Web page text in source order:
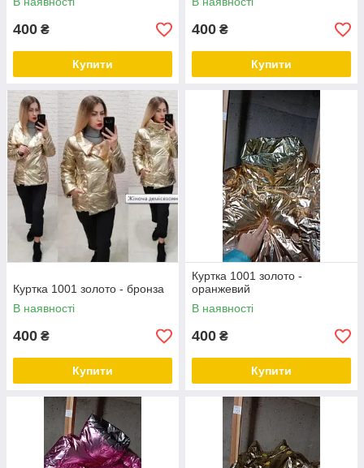
400 ₴
Купити
400 ₴
Купити
Куртка 1001 золото - бронза
В наявності
400 ₴
Купити
Куртка 1001 золото -
оранжевий
В наявності
400 ₴
Купити